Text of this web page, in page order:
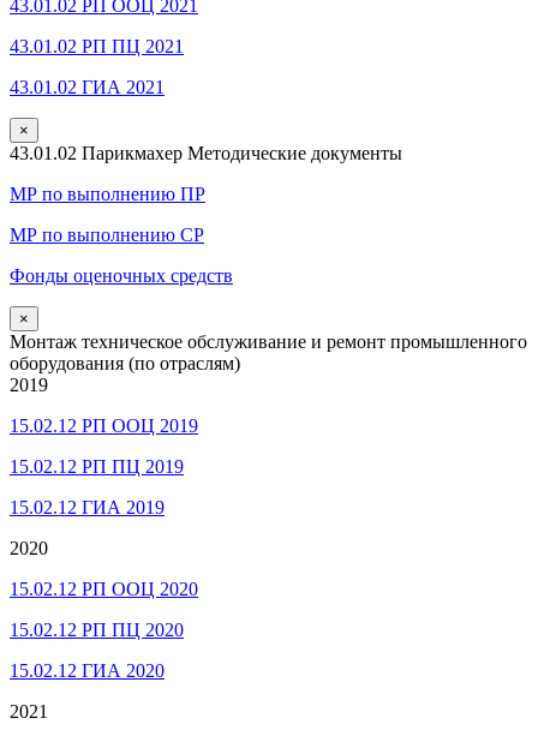
43.01.02 РП ООЦ 2021
43.01.02 РП ПЦ 2021
43.01.02 ГИА 2021
×
43.01.02 Парикмахер Методические документы
МР по выполнению ПР
МР по выполнению СР
Фонды оценочных средств
×
Монтаж техническое обслуживание и ремонт промышленного
оборудования (по отраслям)
2019
15.02.12 РП ООЦ 2019
15.02.12 РП ПЦ 2019
15.02.12 ГИА 2019
2020
15.02.12 РП ООЦ 2020
15.02.12 РП ПЦ 2020
15.02.12 ГИА 2020
2021